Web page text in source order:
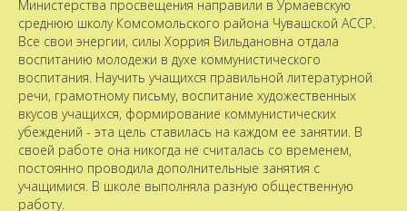
Министерства просвещения направили в Урмаевскую
среднюю школу Комсомольского района Чувашской АССР.
Все свои энергии, силы Хоррия Вильдановна отдала
воспитанию молодежи в духе коммунистического
воспитания. Научить учащихся правильной литературной
речи, грамотному письму, воспитание художественных
вкусов учащихся, формирование коммунистических
убеждений - эта цель ставилась на каждом ее занятии. В
своей работе она никогда не считалась со временем,
постоянно проводила дополнительные занятия с
учащимися. В школе выполняла разную общественную
работу.